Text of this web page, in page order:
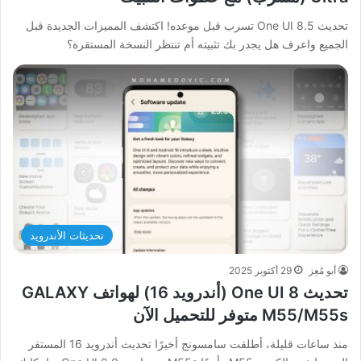
تحديث One UI 8.5 تسرب قبل موعده! اكتشف المميزات الجديدة قبل
الجميع واعرف هل يجدر بك تثبيته أم تنتظر النسخة المستقرة؟
تحديثات الأندرويد
أبو مُعِز 29 أكتوبر 2025
تحديث One UI 8 (أندرويد 16) لهواتف GALAXY
M55/M55s متوفر للتحميل الآن
منذ ساعات قليلة، أطلقت سامسونج أخيرًا تحديث أندرويد 16 المستقر